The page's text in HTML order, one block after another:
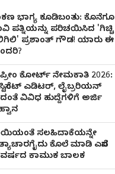
ಭಾಗ್ಯ ಕೂಡಿಬಂತು: ಕೊನೆಗೂ
ಪತ್ನಿಯನ್ನು ಪರಿಚಯಿಸಿದ 'ಗಿಚ್ಚಿ
ಪ್ರಶಾಂತ್ ಗೌಡ! ಯಾರು ಈ
ಕೋರ್ಟ್ ನೇಮಕಾತಿ 2026:
ಎಡಿಟರ್, ಲೈಬ್ರರಿಯನ್
ವಿವಿಧ ಹುದ್ದೆಗಳಿಗೆ ಅರ್ಜಿ
ಸಲಹಿದಾಕೆಯನ್ನೇ
ಕೊಲೆ ಮಾಡಿ ಎಸೆದ
ಕಾಮುಕ ಬಾಲಕ